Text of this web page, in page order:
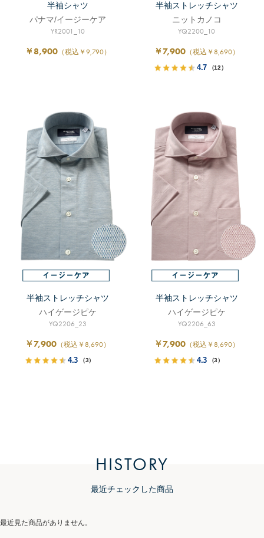
半袖シャツ
パナマ/イージーケア
YR2001_10
￥8,900（税込￥9,790）
半袖ストレッチシャツ
ニットカノコ
YQ2200_10
￥7,900 （税込￥8,690）
4.7 （12）
半袖ストレッチシャツ
ハイゲージピケ
YQ2206_23
￥7,900 （税込￥8,690）
4.3 （3）
半袖ストレッチシャツ
ハイゲージピケ
YQ2206_63
￥7,900 （税込￥8,690）
4.3 （3）
HISTORY
最近チェックした商品
最近見た商品がありません。